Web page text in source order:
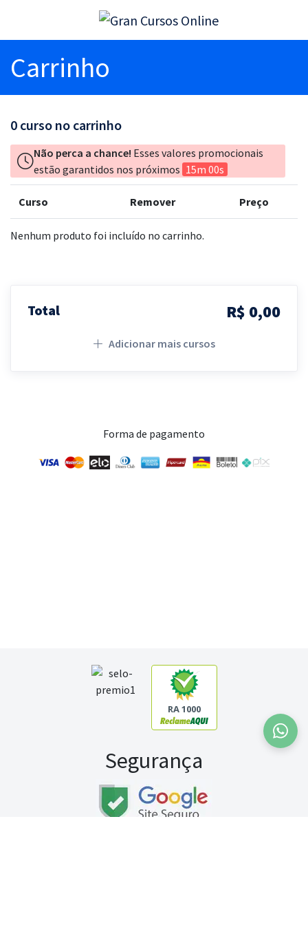
Carrinho
0 curso no carrinho
Não perca a chance! Esses valores promocionais
estão garantidos nos próximos 15m 00s
Curso Remover Preço
Nenhum produto foi incluído no carrinho.
Total R$ 0,00
Adicionar mais cursos
Forma de pagamento
RA 1000
Segurança